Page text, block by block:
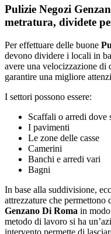
Pulizie Negozi
metratura, dividete
Per effettuare delle buone
devono dividere i locali in
avere una velocizzazione di
garantire una migliore
I settori possono essere:
Scaffali o arredi dove
I pavimenti
Le zone delle casse
Camerini
Banchi e arredi vari
Bagni
In base alla suddivisione,
attrezzature che permettono
Genzano Di Roma in
metodo di lavoro si ha